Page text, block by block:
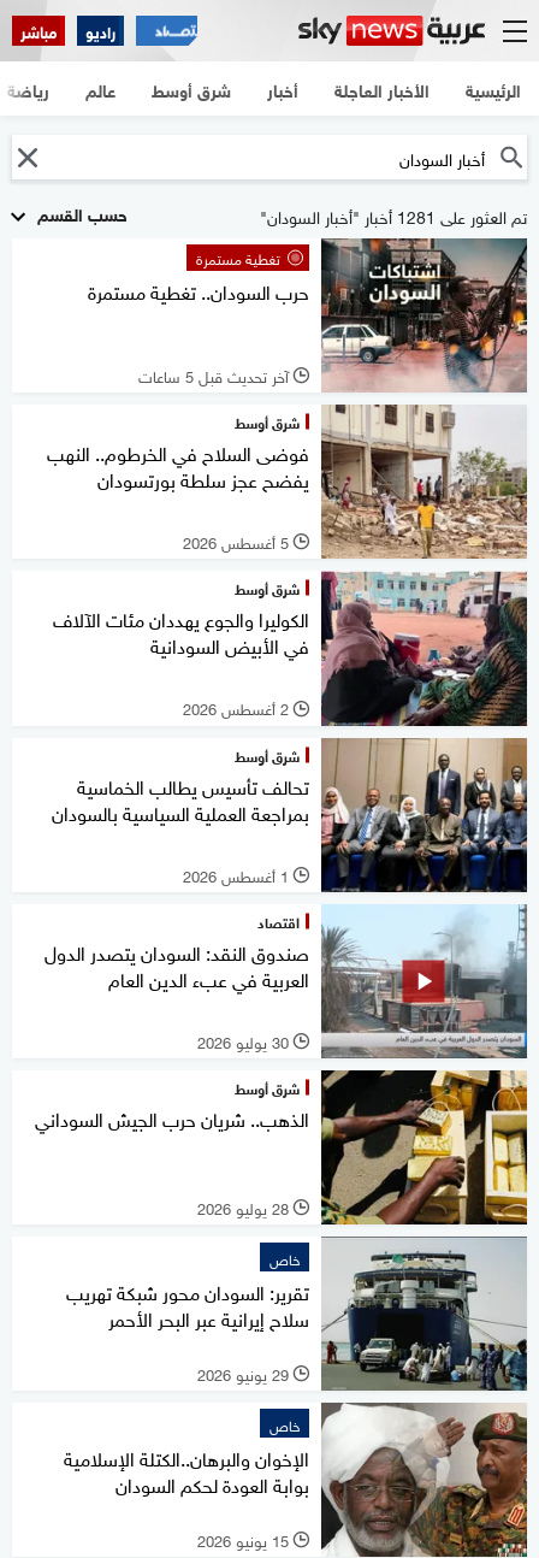
راديو مباشر
الرئيسية الأخبار العاجلة أخبار شرق أوسط عالم رياضة
حسب القسم تم العثور على 1281 أخبار "أخبار السودان"
تغطية مستمرة
حرب السودان.. تغطية مستمرة
l آخر تحديث قبل 5 ساعات
شرق أوسط
فوضى السلاح في الخرطوم.. النهب
يفضح عجز سلطة بورتسودان
l 5 أغسطس 2026
شرق أوسط
الكوليرا والجوع يهددان مئات الآلاف
في الأبيض السودانية
l 2 أغسطس 2026
شرق أوسط
تحالف تأسيس يطالب الخماسية
بمراجعة العملية السياسية بالسودان
l 1 أغسطس 2026
اقتصاد
صندوق النقد: السودان يتصدر الدول
العربية في عبء الدين العام
l 30 يوليو 2026
شرق أوسط
الذهب.. شريان حرب الجيش السوداني
l 28 يوليو 2026
خاص
تقرير: السودان محور شبكة تهريب
سلاح إيرانية عبر البحر الأحمر
l 29 يونيو 2026
خاص
الإخوان والبرهان..الكتلة الإسلامية
بوابة العودة لحكم السودان
l 15 يونيو 2026